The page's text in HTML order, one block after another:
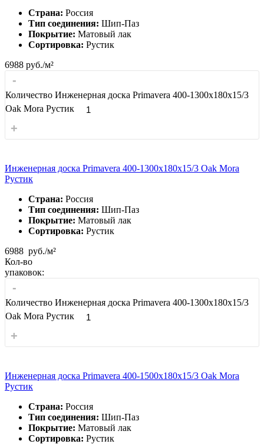
Страна: Россия
Тип соединения: Шип-Паз
Покрытие: Матовый лак
Сортировка: Рустик
6988 руб./м²
-
Количество Инженерная доска Primavera 400-1300х180х15/3
Oak Mora Рустик
+
Инженерная доска Primavera 400-1300х180х15/3 Oak Mora
Рустик
Страна: Россия
Тип соединения: Шип-Паз
Покрытие: Матовый лак
Сортировка: Рустик
6988 руб./м²
Кол-во
упаковок:
-
Количество Инженерная доска Primavera 400-1300х180х15/3
Oak Mora Рустик
+
Инженерная доска Primavera 400-1500х180х15/3 Oak Mora
Рустик
Страна: Россия
Тип соединения: Шип-Паз
Покрытие: Матовый лак
Сортировка: Рустик